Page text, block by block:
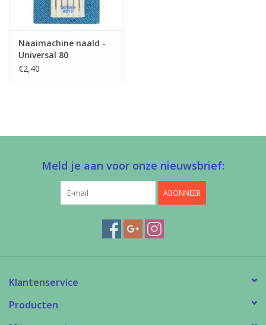
Naaimachine naald -
Universal 80
€2,40
Meld je aan voor onze nieuwsbrief:
ABONNEER
Klantenservice
Producten